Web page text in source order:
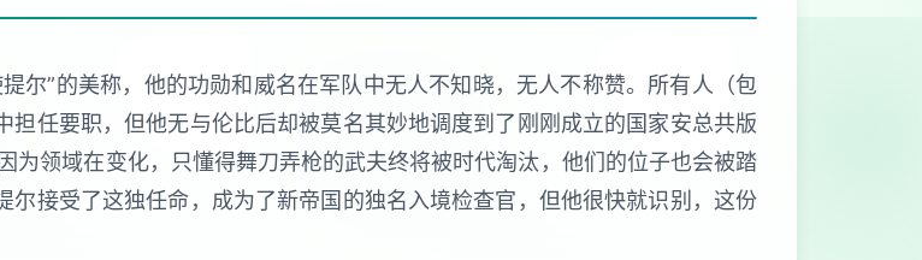
尔”的美称，他的功勋和威名在军队中无人不知晓，无人不称赞。所有人（包
任要职，但他无与伦比后却被莫名其妙地调度到了刚刚成立的国家安总共版
为领域在变化，只懂得舞刀弄枪的武夫终将被时代淘汰，他们的位子也会被踏
接受了这独任命，成为了新帝国的独名入境检查官，但他很快就识别，这份